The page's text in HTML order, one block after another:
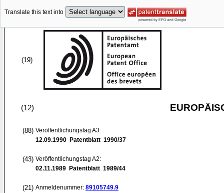
Translate this text into
(19)
(12)
(88) Veröffentlichungstag A3:
12.09.1990 Patentblatt 1990/37
(43) Veröffentlichungstag A2:
02.11.1989 Patentblatt 1989/44
(21) Anmeldenummer: 89105749.9